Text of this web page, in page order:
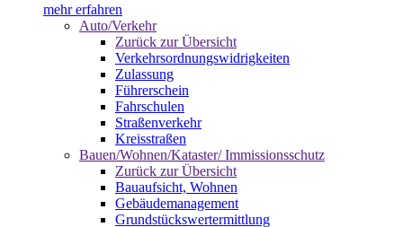
mehr erfahren
Auto/Verkehr
Zurück zur Übersicht
Verkehrsordnungswidrigkeiten
Zulassung
Führerschein
Fahrschulen
Straßenverkehr
Kreisstraßen
Bauen/Wohnen/Kataster/ Immissionsschutz
Zurück zur Übersicht
Bauaufsicht, Wohnen
Gebäudemanagement
Grundstückswertermittlung